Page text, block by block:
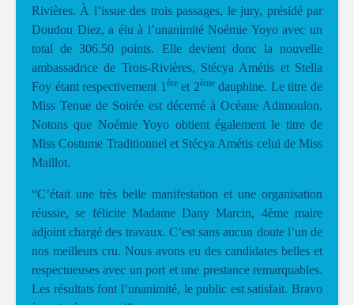
Rivières. À l’issue des trois passages, le jury, présidé par
Doudou Diez, a élu à l’unanimité Noémie Yoyo avec un
total de 306.50 points. Elle devient donc la nouvelle
ambassadrice de Trois-Rivières, Stécya Amétis et Stella
Foy étant respectivement 1 èreet 2èmedauphine. Le titre de
Miss Tenue de Soirée est décerné à Océane Adimoulon.
Notons que Noémie Yoyo obtient également le titre de
Miss Costume Traditionnel et Stécya Amétis celui de Miss
Maillot.
“C’était une très belle manifestation et une organisation
réussie, se félicite Madame Dany Marcin, 4ème maire
adjoint chargé des travaux. C’est sans aucun doute l’un de
nos meilleurs cru. Nous avons eu des candidates belles et
respectueuses avec un port et une prestance remarquables.
Les résultats font l’unanimité, le public est satisfait. Bravo